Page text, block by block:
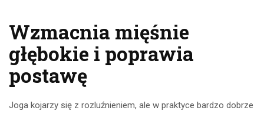
Wzmacnia mięśnie
głębokie i poprawia
postawę
Joga kojarzy się z rozluźnieniem, ale w praktyce bardzo dobrze